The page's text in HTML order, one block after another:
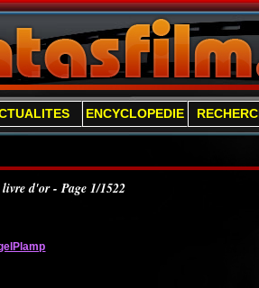
ENCYCLOPEDIE
livre d'or - Page 1/1522